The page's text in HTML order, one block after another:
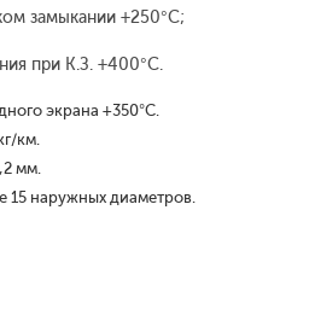
замыкании +250°С;
при К.З. +400°С.
экрана +350°С.
км.
мм.
15 наружных диаметров.